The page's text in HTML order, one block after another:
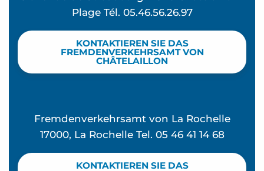
Plage Tél. 05.46.56.26.97
KONTAKTIEREN SIE DAS
FREMDENVERKEHRSAMT VON
CHÂTELAILLON
Fremdenverkehrsamt von La Rochelle
17000, La Rochelle Tel. 05 46 41 14 68
KONTAKTIEREN SIE DAS